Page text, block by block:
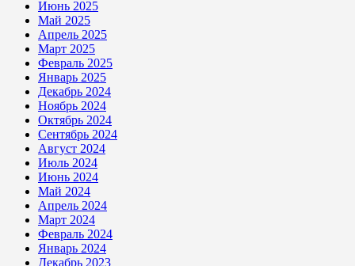
Июнь 2025
Май 2025
Апрель 2025
Март 2025
Февраль 2025
Январь 2025
Декабрь 2024
Ноябрь 2024
Октябрь 2024
Сентябрь 2024
Август 2024
Июль 2024
Июнь 2024
Май 2024
Апрель 2024
Март 2024
Февраль 2024
Январь 2024
Декабрь 2023